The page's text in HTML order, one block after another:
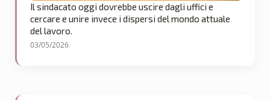
Il sindacato oggi dovrebbe uscire dagli uffici e
cercare e unire invece i dispersi del mondo attuale
del lavoro.
03/05/2026